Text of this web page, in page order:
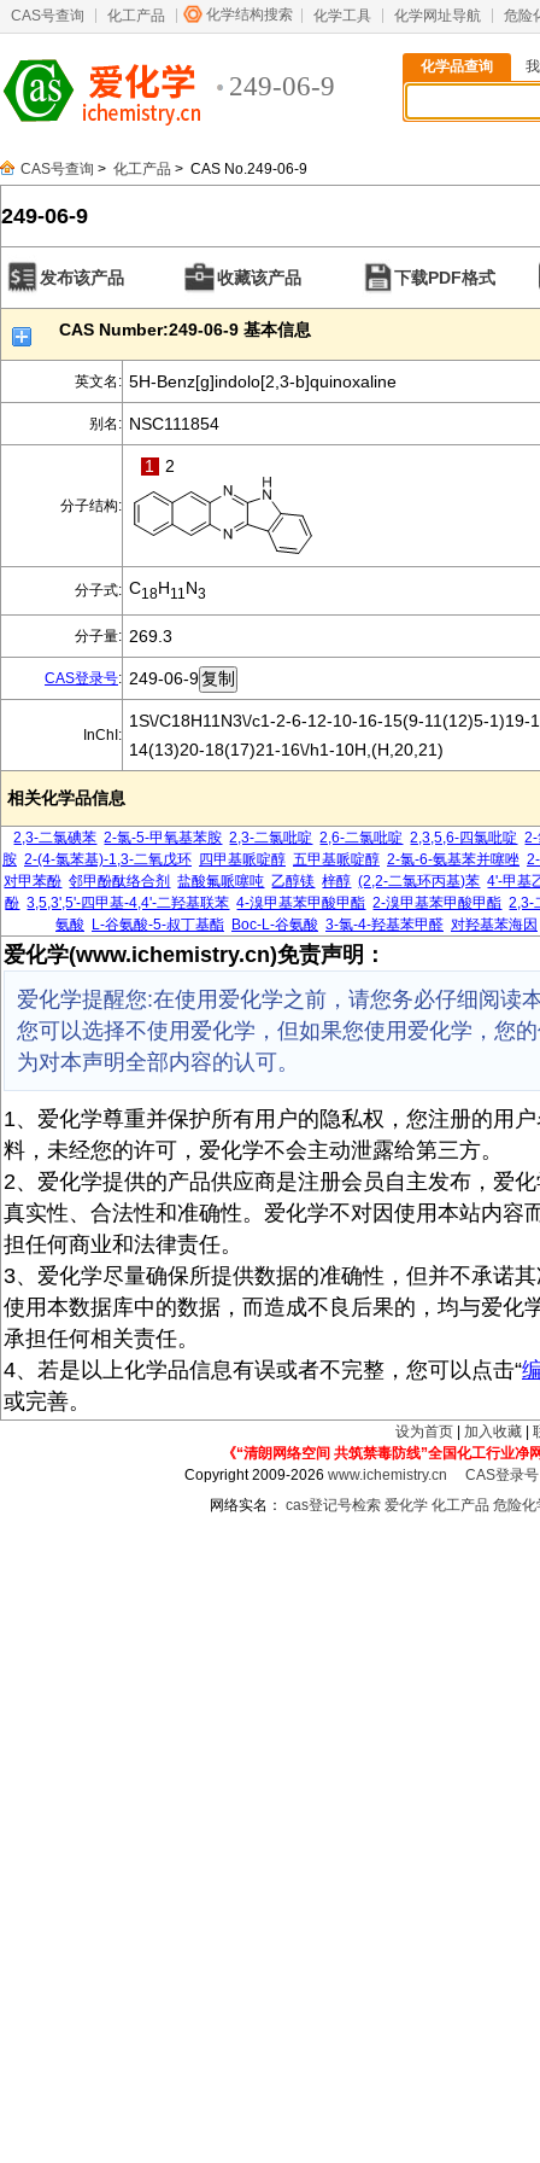
CAS号查询 化工产品 化学结构搜索 化学工具 化学网址导航 危险
249-06-9
化学品查询
CAS号查询 > 化工产品 > CAS No.249-06-9
249-06-9
发布该产品 收藏该产品 下载PDF格式
CAS Number:249-06-9 基本信息
英文名: 5H-Benz[g]indolo[2,3-b]quinoxaline
别名: NSC111854
分子结构:
1 2
分子式: C18H11 N3
分子量: 269.3
CAS登录号: 249-06-9
InChI:
1S\/C18H11N3\/c1-2-6-12-10-16-15(9-11(12)5-1)19-
14(13)20-18(17)21-16\/h1-10H,(H,20,21)
相关化学品信息
2,3-二氯碘苯 2-氯-5-甲氧基苯胺 2,3-二氯吡啶 2,6-二氯吡啶 2,3,5,6-四氯吡啶
胺 2-(4-氯苯基)-1,3-二氧戊环 四甲基哌啶醇 五甲基哌啶醇 2-氯-6-氨基苯并噻唑
对甲苯酚 邻甲酚酞络合剂 盐酸氟哌噻吨 乙醇镁 梓醇 (2,2-二氯环丙基)苯 4'-甲基
酚 3,5,3',5'-四甲基-4,4'-二羟基联苯 4-溴甲基苯甲酸甲酯 2-溴甲基苯甲酸甲酯 2,3-
氨酸
L-谷氨酸-5-叔丁基酯 Boc-L-谷氨酸 3-氯-4-羟基苯甲醛 对羟基苯海因
爱化学(www.ichemistry.cn)免责声明：
爱化学提醒您:在使用爱化学之前，请您务必仔细阅读
您可以选择不使用爱化学，但如果您使用爱化学，您
为对本声明全部内容的认可。
1、爱化学尊重并保护所有用户的隐私权，您注册的用
料，未经您的许可，爱化学不会主动泄露给第三方。
2、爱化学提供的产品供应商是注册会员自主发布，爱
真实性、合法性和准确性。爱化学不对因使用本站内容
担任何商业和法律责任。
3、爱化学尽量确保所提供数据的准确性，但并不承诺
使用本数据库中的数据，而造成不良后果的，均与爱化
承担任何相关责任。
4、若是以上化学品信息有误或者不完整，您可以点击“
或完善。
设为首页 加入收藏
《“清朗网络空间 共筑禁毒防线”全国化工行业净
Copyright 2009-2026www.ichemistry.cn
CAS登录
网络实名： cas登记号检索 爱化学 化工产品 危险化